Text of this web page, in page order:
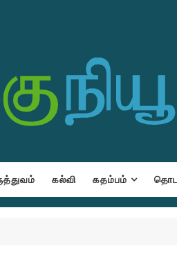
கல்வி கதம்பம்